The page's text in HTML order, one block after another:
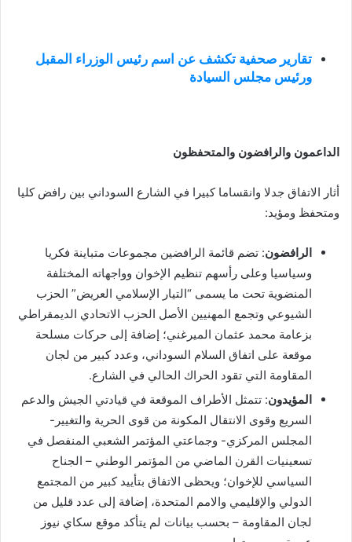
تقارير صحفية تكشف عن اسم رئيس الوزراء المقبل
ورئيس مجلس السيادة
الداعمون والرافضون والمتحفظون
أثار الاتفاق جدلا وانقساما كبيرا في الشارع السوداني بين رافض كليا
ومتحفظ ومؤيد:
الرافضون: تضم قائمة الرافضين مجموعات متباينة فكريا
وسياسيا وعلى رأسهم تنظيم الإخوان وواجهاته المختلفة
المنضوية تحت ما يسمى “التيار الإسلامي العريض” الحزب
الشيوعي وتجمع المهنيين الأصل الحزب الاتحادي الديمقراطي
بزعامة محمد عثمان الميرغني؛ إضافة إلى حركات مسلحة
موقعة على اتفاق السلام السوداني، وعدد كبير من لجان
المقاومة التي تقود الحراك الحالي في الشارع.
المؤيدون: تتمثل الأطراف الموقعة في قيادتي الجيش والدعم
السريع وقوى الانتقال المكونة من قوى الحرية والتغيير-
المجلس المركزي- وجماعتي المؤتمر الشعبي المنفصل في
تسعينيات القرن الماضي من المؤتمر الوطني – الجناح
السياسي للإخوان؛ ويحظى الاتفاق بتأييد كبير من المجتمع
الدولي والإقليمي والامم المتحدة، إضافة إلى عدد قليل من
لجان المقاومة – بحسب بيانات لم يتأكد موقع سكاي نيوز